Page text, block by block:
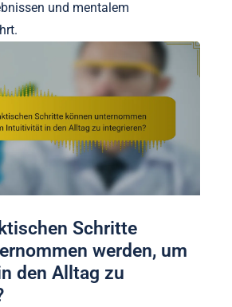
und mentalem
Schritte
werden, um
den Alltag zu